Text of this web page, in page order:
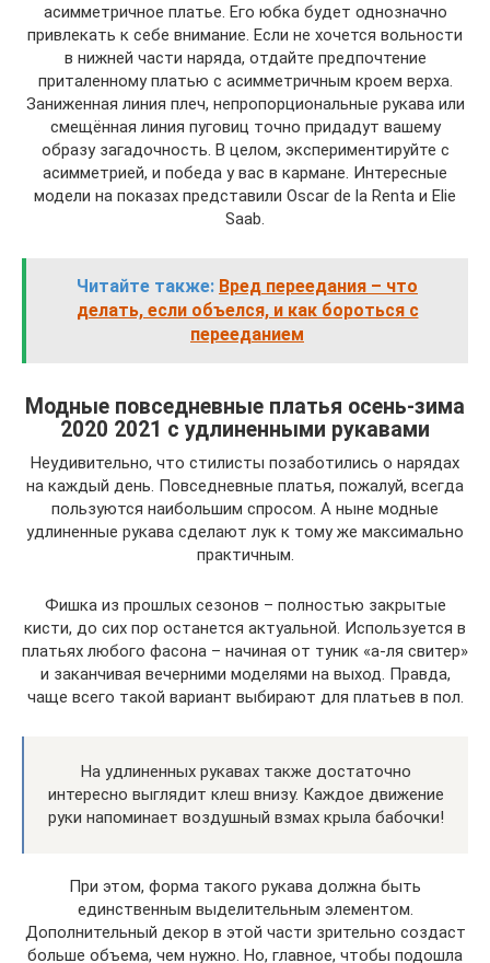
асимметричное платье. Его юбка будет однозначно
привлекать к себе внимание. Если не хочется вольности
в нижней части наряда, отдайте предпочтение
приталенному платью с асимметричным кроем верха.
Заниженная линия плеч, непропорциональные рукава или
смещённая линия пуговиц точно придадут вашему
образу загадочность. В целом, экспериментируйте с
асимметрией, и победа у вас в кармане. Интересные
модели на показах представили Oscar de la Renta и Elie
Saab.
Читайте также: Вред переедания – что
делать, если объелся, и как бороться с
перееданием
Модные повседневные платья осень-зима
2020 2021 с удлиненными рукавами
Неудивительно, что стилисты позаботились о нарядах
на каждый день. Повседневные платья, пожалуй, всегда
пользуются наибольшим спросом. А ныне модные
удлиненные рукава сделают лук к тому же максимально
практичным.
Фишка из прошлых сезонов – полностью закрытые
кисти, до сих пор останется актуальной. Используется в
платьях любого фасона – начиная от туник «а-ля свитер»
и заканчивая вечерними моделями на выход. Правда,
чаще всего такой вариант выбирают для платьев в пол.
На удлиненных рукавах также достаточно
интересно выглядит клеш внизу. Каждое движение
руки напоминает воздушный взмах крыла бабочки!
При этом, форма такого рукава должна быть
единственным выделительным элементом.
Дополнительный декор в этой части зрительно создаст
больше объема, чем нужно. Но, главное, чтобы подошла